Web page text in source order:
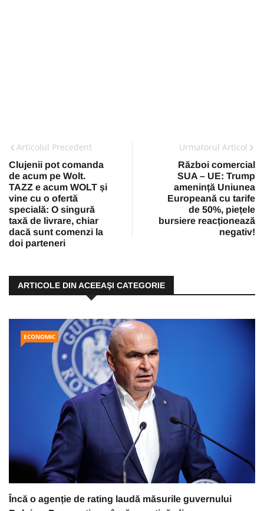
Articolul Precedent
Clujenii pot comanda
de acum pe Wolt.
TAZZ e acum WOLT și
vine cu o ofertă
specială: O singură
taxă de livrare, chiar
dacă sunt comenzi la
doi parteneri
Urmatorul Articol
Război comercial
SUA – UE: Trump
amenință Uniunea
Europeană cu tarife
de 50%, piețele
bursiere reacționează
negativ!
ARTICOLE DIN ACEEAŞI CATEGORIE
ECONOMIC
Încă o agenție de rating laudă măsurile guvernului